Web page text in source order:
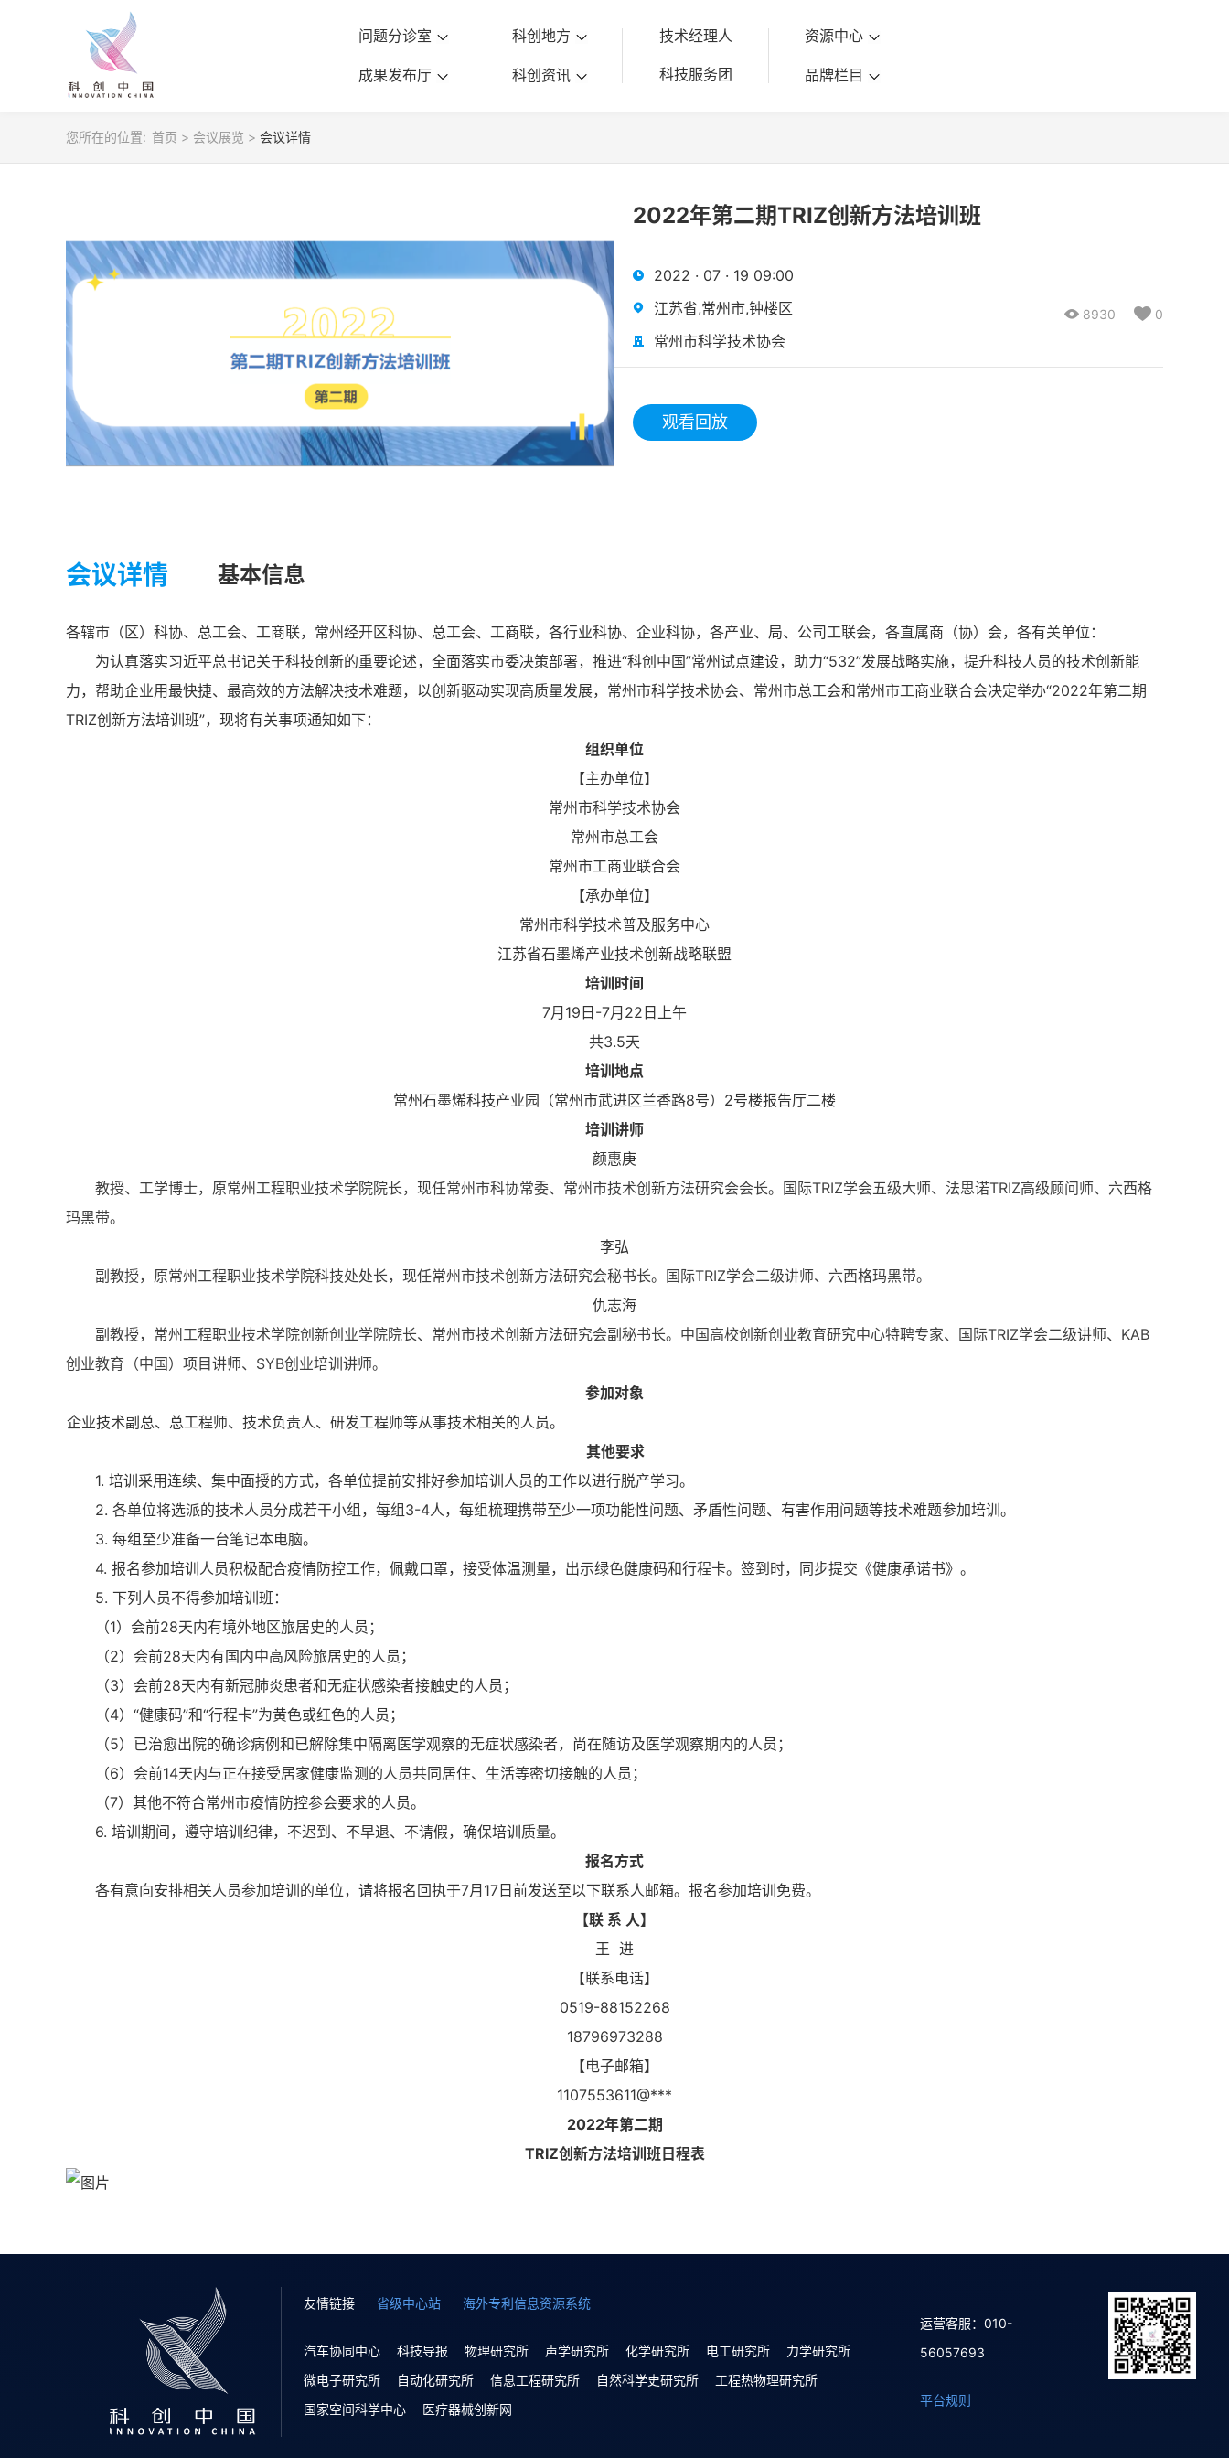
问题分诊室
成果发布厅
科创地方
科创资讯
技术经理人
科技服务团
资源中心
品牌栏目
您所在的位置: 首页 > 会议展览 > 会议详情
2022年第二期TRIZ创新方法培训班
 2022 · 07 · 19 09:00
 江苏省,常州市,钟楼区
 常州市科学技术协会
观看回放
 0
 8930
会议详情 基本信息
各辖市（区）科协、总工会、工商联，常州经开区科协、总工会、工商联，各行业科协、企业科协，各产业、局、公司工联会，各直属商（协）会，各有关单位：
为认真落实习近平总书记关于科技创新的重要论述，全面落实市委决策部署，推进“科创中国”常州试点建设，助力“532”发展战略实施，提升科技人员的技术创新能
力，帮助企业用最快捷、最高效的方法解决技术难题，以创新驱动实现高质量发展，常州市科学技术协会、常州市总工会和常州市工商业联合会决定举办“2022年第二期
TRIZ创新方法培训班”，现将有关事项通知如下：
组织单位
【主办单位】
常州市科学技术协会
常州市总工会
常州市工商业联合会
【承办单位】
常州市科学技术普及服务中心
江苏省石墨烯产业技术创新战略联盟
培训时间
7月19日-7月22日上午
共3.5天
培训地点
常州石墨烯科技产业园（常州市武进区兰香路8号）2号楼报告厅二楼
培训讲师
颜惠庚
教授、工学博士，原常州工程职业技术学院院长，现任常州市科协常委、常州市技术创新方法研究会会长。国际TRIZ学会五级大师、法思诺TRIZ高级顾问师、六西格
玛黑带。
李弘
副教授，原常州工程职业技术学院科技处处长，现任常州市技术创新方法研究会秘书长。国际TRIZ学会二级讲师、六西格玛黑带。
仇志海
副教授，常州工程职业技术学院创新创业学院院长、常州市技术创新方法研究会副秘书长。中国高校创新创业教育研究中心特聘专家、国际TRIZ学会二级讲师、KAB
创业教育（中国）项目讲师、SYB创业培训讲师。
参加对象
企业技术副总、总工程师、技术负责人、研发工程师等从事技术相关的人员。
其他要求
1. 培训采用连续、集中面授的方式，各单位提前安排好参加培训人员的工作以进行脱产学习。
2. 各单位将选派的技术人员分成若干小组，每组3-4人，每组梳理携带至少一项功能性问题、矛盾性问题、有害作用问题等技术难题参加培训。
3. 每组至少准备一台笔记本电脑。
4. 报名参加培训人员积极配合疫情防控工作，佩戴口罩，接受体温测量，出示绿色健康码和行程卡。签到时，同步提交《健康承诺书》。
5. 下列人员不得参加培训班：
（1）会前28天内有境外地区旅居史的人员；
（2）会前28天内有国内中高风险旅居史的人员；
（3）会前28天内有新冠肺炎患者和无症状感染者接触史的人员；
（4）“健康码”和“行程卡”为黄色或红色的人员；
（5）已治愈出院的确诊病例和已解除集中隔离医学观察的无症状感染者，尚在随访及医学观察期内的人员；
（6）会前14天内与正在接受居家健康监测的人员共同居住、生活等密切接触的人员；
（7）其他不符合常州市疫情防控参会要求的人员。
6. 培训期间，遵守培训纪律，不迟到、不早退、不请假，确保培训质量。
报名方式
各有意向安排相关人员参加培训的单位，请将报名回执于7月17日前发送至以下联系人邮箱。报名参加培训免费。
【联 系 人】
王 进
【联系电话】
0519-88152268
18796973288
【电子邮箱】
1107553611@***
2022年第二期
TRIZ创新方法培训班日程表
友情链接 省级中心站 海外专利信息资源系统
汽车协同中心 科技导报 物理研究所 声学研究所 化学研究所 电工研究所
力学研究所
微电子研究所
自动化研究所 信息工程研究所 自然科学史研究所
工程热物理研究所
国家空间科学中心
医疗器械创新网
运营客服：010-
56057693
平台规则